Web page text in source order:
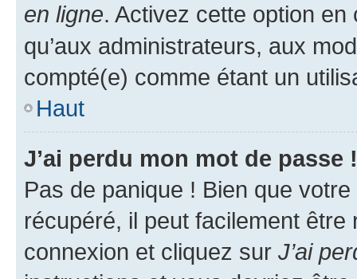
en ligne. Activez cette option
qu’aux administrateurs, aux
compté(e) comme étant un
Haut
J’ai perdu mon mot de passe !
Pas de panique ! Bien que
récupéré, il peut facilement
connexion et cliquez sur J’ai